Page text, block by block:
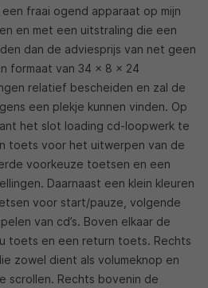
fraai ogend apparaat op mijn
en met een uitstraling die een
dan de adviesprijs van net geen
formaat van 34 x 8 x 24
relatief bescheiden en zal de
een plekje kunnen vinden. Op
het slot loading cd-loopwerk te
toets voor het uitwerpen van de
voorkeuze toetsen en een
Daarnaast een klein kleuren
voor start/pauze, volgende
van cd’s. Boven elkaar de
toets en een return toets. Rechts
zowel dient als volumeknop en
scrollen. Rechts bovenin de